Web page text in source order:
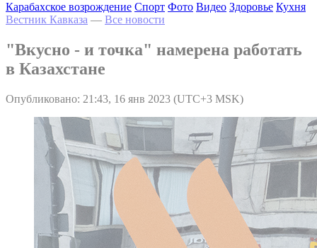
Карабахское возрождение Спорт Фото Видео Здоровье Кухня
Вестник Кавказа — Все новости
"Вкусно - и точка" намерена работать
в Казахстане
Опубликовано: 21:43, 16 янв 2023 (UTC+3 MSK)